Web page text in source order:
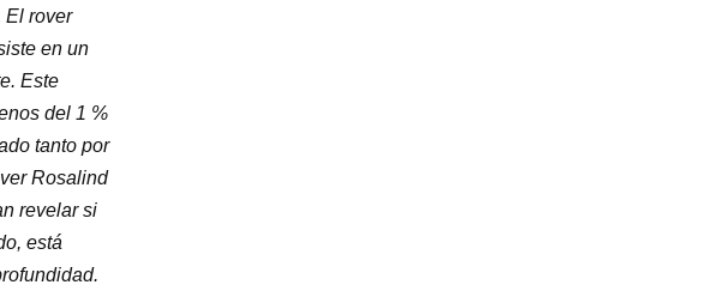
El rover
en un
Este
del 1 %
tanto por
Rosalind
revelar si
está